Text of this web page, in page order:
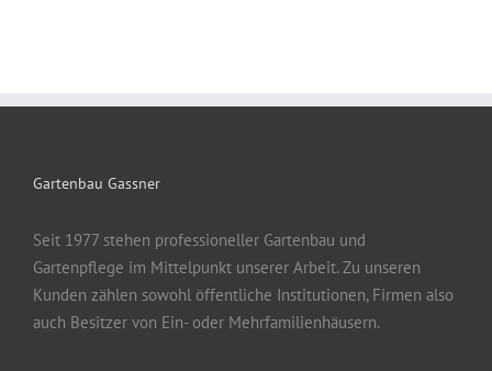
Gartenbau Gassner
Seit 1977 stehen professioneller Gartenbau und
Gartenpflege im Mittelpunkt unserer Arbeit. Zu unseren
Kunden zählen sowohl öffentliche Institutionen, Firmen also
auch Besitzer von Ein- oder Mehrfamilienhäusern.